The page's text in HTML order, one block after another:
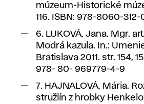
múzeum-Historické
116. ISBN: 978-8060-312-
6. LUKOVÁ, Jana. Mgr.
Modrá kazula. In.:
Bratislava 2011. str. 154,
978- 80- 969779-4-9
7. HAJNALOVÁ, Mária.
stružlín z hrobky